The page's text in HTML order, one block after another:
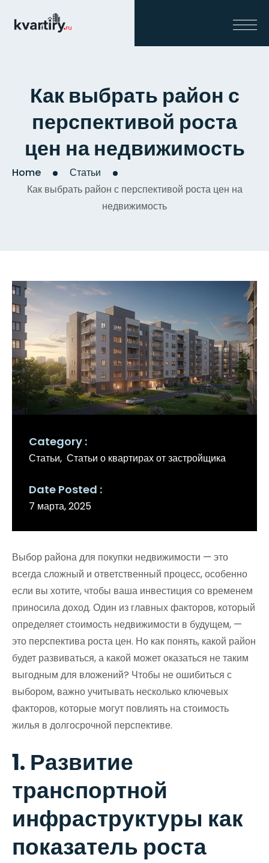
Как выбрать район с
перспективой роста
цен на недвижимость
Home
Статьи
Как выбрать район с перспективой роста цен на
недвижимость
Category
Статьи Статьи о квартирах от застройщика
Date Posted
7 марта, 2025
Выбор района для покупки недвижимости — это
всегда сложный и ответственный процесс, особенно
если вы хотите, чтобы ваша инвестиция со временем
приносила доход. Один из главных факторов, который
определяет стоимость недвижимости в будущем, —
это перспектива роста цен. Но как понять, какой район
будет развиваться, а какой может оказаться не таким
выгодным для вложений? Чтобы не ошибиться с
выбором, важно учитывать несколько ключевых
факторов, которые могут повлиять на стоимость
жилья в долгосрочной перспективе.
1. Развитие
транспортной
инфраструктуры как
показатель роста